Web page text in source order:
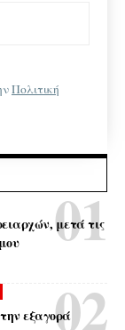
Πολιτική
μετά τις
εξαγορά